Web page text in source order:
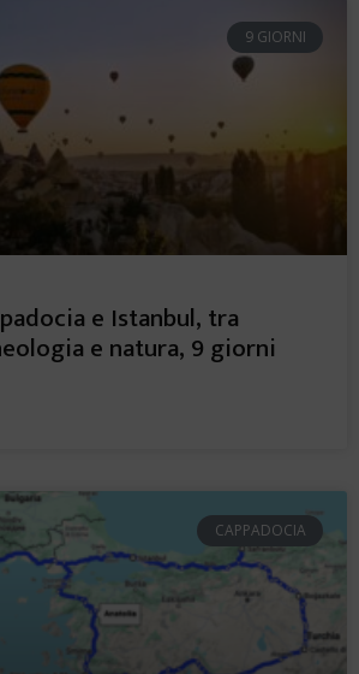
9 GIORNI
e Istanbul, tra
e natura, 9 giorni
CAPPADOCIA